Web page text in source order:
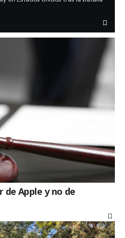
Apple y no de